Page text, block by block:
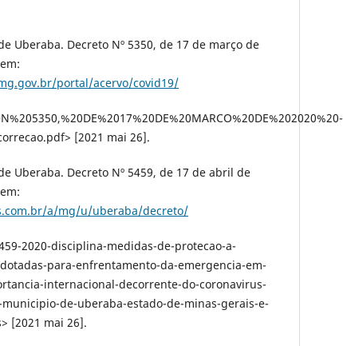
Uberaba. Decreto Nº 5350, de 17 de março de
portal/acervo/covid19/
[2021 mai 26].
Uberaba. Decreto Nº 5459, de 17 de abril de
a/mg/u/uberaba/decreto/
2020-disciplina-medidas-de-protecao-a-
para-enfrentamento-da-emergencia-em-
internacional-decorrente-do-coronavirus-
de-uberaba-estado-de-minas-gerais-e-
[2021 mai 26].